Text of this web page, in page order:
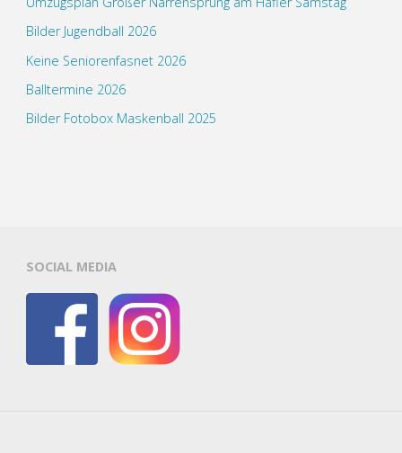
Bilder Jugendball 2026
Keine Seniorenfasnet 2026
Balltermine 2026
Bilder Fotobox Maskenball 2025
SOCIAL MEDIA